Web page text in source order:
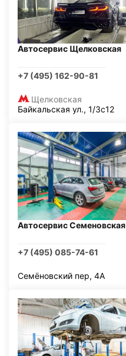
Автосервис Щелковская
+7 (495) 162-90-81
Щелковская
Байкальская ул., 1/3с12
Автосервис Семеновская
+7 (495) 085-74-61
Семёновский пер, 4А